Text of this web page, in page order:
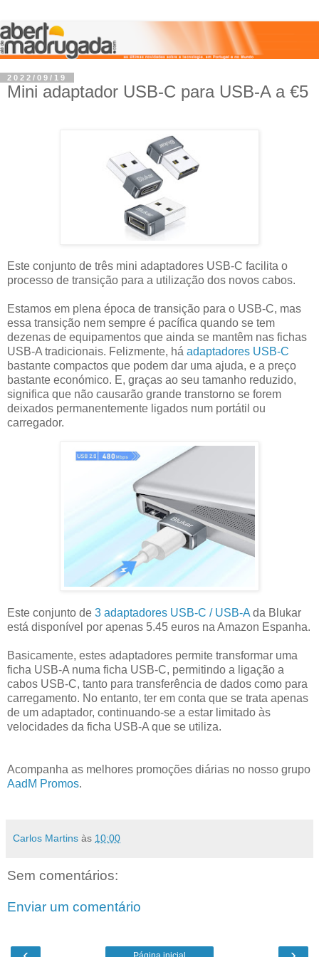
2022/09/19
Mini adaptador USB-C para USB-A a €5
Este conjunto de três mini adaptadores USB-C facilita o
processo de transição para a utilização dos novos cabos.
Estamos em plena época de transição para o USB-C, mas
essa transição nem sempre é pacífica quando se tem
dezenas de equipamentos que ainda se mantêm nas fichas
USB-A tradicionais. Felizmente, há adaptadores USB-C
bastante compactos que podem dar uma ajuda, e a preço
bastante económico. E, graças ao seu tamanho reduzido,
significa que não causarão grande transtorno se forem
deixados permanentemente ligados num portátil ou
carregador.
Este conjunto de 3 adaptadores USB-C / USB-A da Blukar
está disponível por apenas 5.45 euros na Amazon Espanha.
Basicamente, estes adaptadores permite transformar uma
ficha USB-A numa ficha USB-C, permitindo a ligação a
cabos USB-C, tanto para transferência de dados como para
carregamento. No entanto, ter em conta que se trata apenas
de um adaptador, continuando-se a estar limitado às
velocidades da ficha USB-A que se utiliza.
Acompanha as melhores promoções diárias no nosso grupo
AadM Promos.
Carlos Martins às 10:00
Sem comentários:
Enviar um comentário